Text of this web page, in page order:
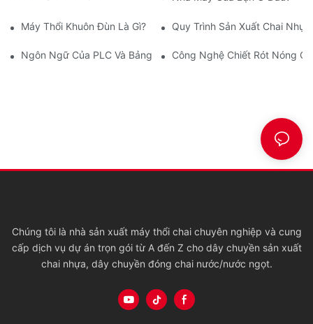
Máy Thổi Khuôn Đùn Là Gì? Quy Trình Sản Xuất Chai
Ngôn Ngữ Của PLC Và Bảng Điều Khiển Cảm Ứng Là Gì?
Công Nghệ Chiết Rót Nóng
Chúng tôi là nhà sản xuất máy thổi chai chuyên nghiệp và cung
cấp dịch vụ dự án trọn gói từ A đến Z cho dây chuyền sản xuất
chai nhựa, dây chuyền đóng chai nước/nước ngọt.